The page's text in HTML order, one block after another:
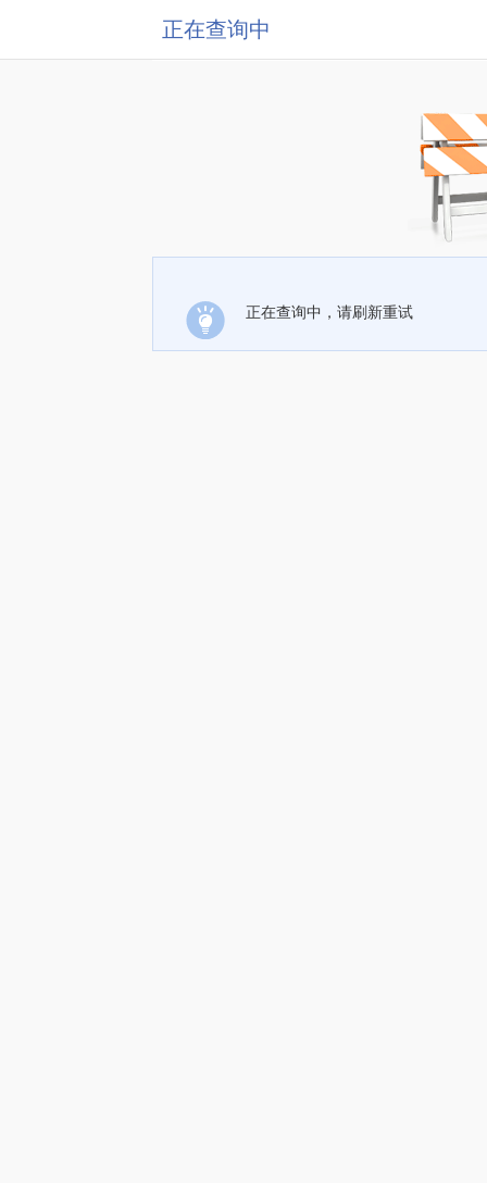
正在查询中
正在查询中，请刷新重试